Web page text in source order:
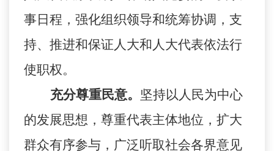
事日程，强化组织领导和统筹协调，支
持、推进和保证人大和人大代表依法行
使职权。
充分尊重民意。 坚持以人民为中心
的发展思想，尊重代表主体地位，扩大
群众有序参与，广泛听取社会各界意见